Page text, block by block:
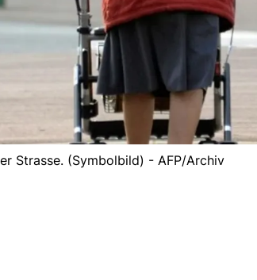
Strasse. (Symbolbild) - AFP/Archiv